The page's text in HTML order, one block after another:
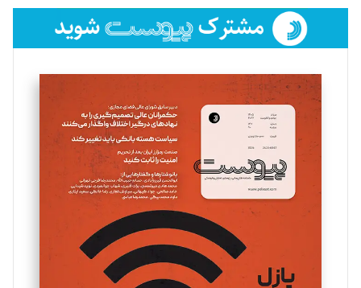
فائزه فتحی رستمی
تحریریه
سروش کرمیان
تحریریه
مینا پاکدل
یسنا امان‌پور